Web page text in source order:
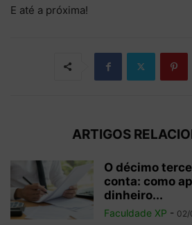
E até a próxima!
ARTIGOS
O décimo
conta: como
dinheiro...
Faculdade XP - 02/